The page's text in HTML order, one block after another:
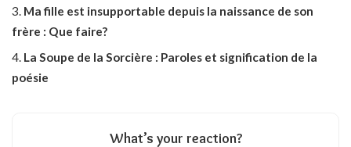
Ma fille est insupportable depuis la naissance de son
frère : Que faire?
La Soupe de la Sorcière : Paroles et signification de la
poésie
What’s your reaction?